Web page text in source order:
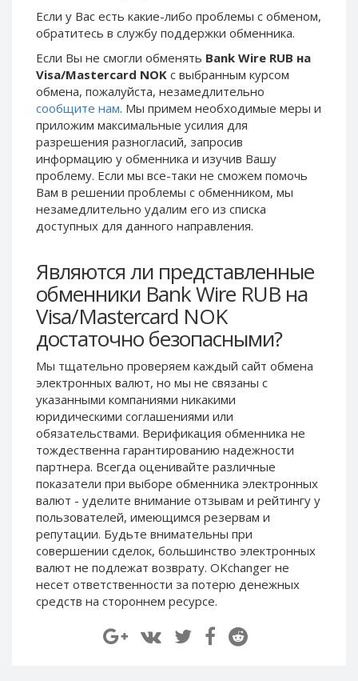
Если у Вас есть какие-либо проблемы с обменом,
обратитесь в службу поддержки обменника.
Если Вы не смогли обменять Bank Wire RUB на
Visa/Mastercard NOK с выбранным курсом
обмена, пожалуйста, незамедлительно
сообщите нам. Мы примем необходимые меры и
приложим максимальные усилия для
разрешения разногласий, запросив
информацию у обменника и изучив Вашу
проблему. Если мы все-таки не сможем помочь
Вам в решении проблемы c обменником, мы
незамедлительно удалим его из списка
доступных для данного направления.
Являются ли представленные
обменники Bank Wire RUB на
Visa/Mastercard NOK
достаточно безопасными?
Мы тщательно проверяем каждый сайт обмена
электронных валют, но мы не связаны c
указанными компаниями никакими
юридическими соглашениями или
обязательствами. Верификация обменника не
тождественна гарантированию надежности
партнера. Всегда оценивайте различные
показатели при выборе обменника электронных
валют - уделите внимание отзывам и рейтингу у
пользователей, имеющимся резервам и
репутации. Будьте внимательны при
совершении сделок, большинство электронных
валют не подлежат возврату. OKchanger не
несет ответственности за потерю денежных
средств на стороннем ресурсе.
Neteller USD
Neteller EUR
Neteller INR
Neteller PLN
Neteller GBP
Neteller NOK
Neteller SEK
PaySera USD
PaySera EUR
AliPay CNY
UnionPay CNY
Paymer USD
Paymer RUB
Capitalist USD
Capitalist RUB
Capitalist EUR
Payoneer USD
Payoneer EUR
Revolut Binance USD
(BUSD)
Revolut USD
Revolut EUR
Revolut GBP
Global24 UAH
Piastrix RUB
Neteller USD
Neteller EUR
Neteller INR
Neteller PLN
Neteller GBP
Neteller NOK
Neteller SEK
PaySera USD
PaySera EUR
UnionPay CNY
Paymer USD
Paymer RUB
Paymer UAH
Capitalist USD
Capitalist RUB
Capitalist EUR
Payoneer USD
Payoneer EUR
Revolut Binance USD
(BUSD)
Revolut USD
Revolut EUR
Revolut GBP
Piastrix RUB